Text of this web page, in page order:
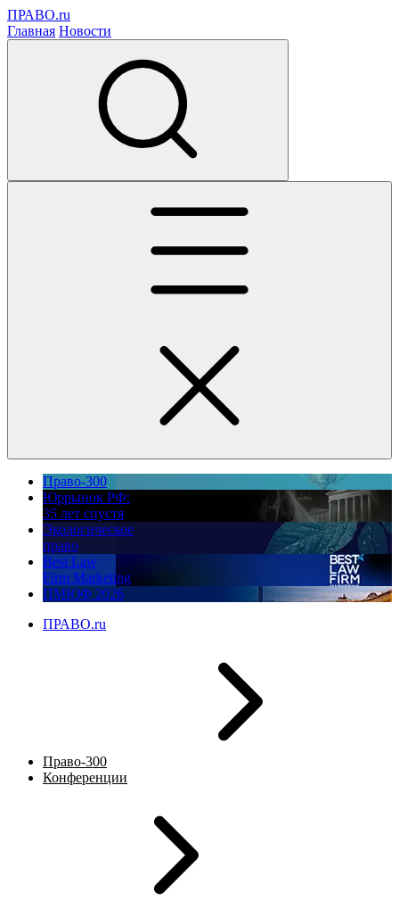
ПРАВО.ru
Главная Новости
Право-300
Юррынок РФ:
35 лет спустя
Экологическое
право
Best Law
Firm Marketing
ПМЮФ 2026
ПРАВО.ru
Право-300
Конференции